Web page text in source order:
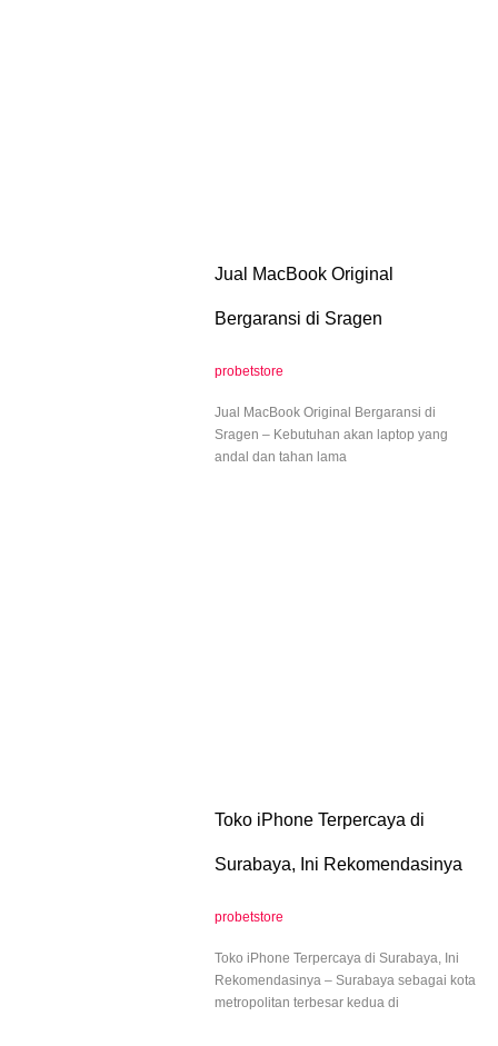
Jual MacBook Original
Bergaransi di Sragen
probetstore
Jual MacBook Original Bergaransi di
Sragen – Kebutuhan akan laptop yang
andal dan tahan lama
Toko iPhone Terpercaya di
Surabaya, Ini Rekomendasinya
probetstore
Toko iPhone Terpercaya di Surabaya, Ini
Rekomendasinya – Surabaya sebagai kota
metropolitan terbesar kedua di